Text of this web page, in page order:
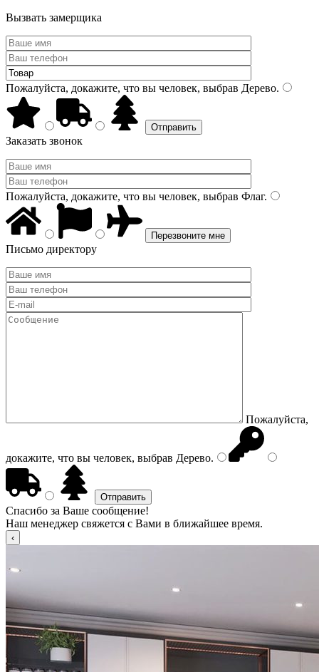
Вызвать замерщика
Пожалуйста, докажите, что вы человек, выбрав Дерево.
Заказать звонок
Пожалуйста, докажите, что вы человек, выбрав Флаг.
Письмо директору
Пожалуйста,
докажите, что вы человек, выбрав Дерево.
Спасибо за Ваше сообщение!
Наш менеджер свяжется с Вами в ближайшее время.